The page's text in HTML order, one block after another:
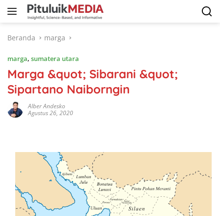
Langsung
Beranda
marga
marga, sumatera utara
Marga &quot; Sibarani &quot;
Sipartano Naiborngin
Alber Andesko
Agustus 26, 2020